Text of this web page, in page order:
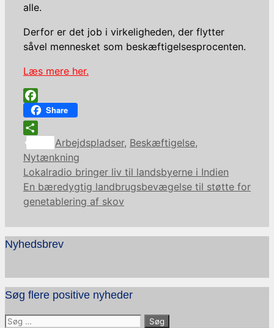
alle.
Derfor er det job i virkeligheden, der flytter
såvel mennesket som beskæftigelsesprocenten.
Læs mere her.
Facebook
Share
Share
Kategorier
Arbejdspladser, Beskæftigelse,
Nytænkning
Lokalradio bringer liv til landsbyerne i Indien
En bæredygtig landbrugsbevægelse til støtte for
genetablering af skov
Nyhedsbrev
Søg flere positive nyheder
Søg